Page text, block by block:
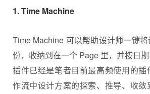
1. Time Machine
Time Machine 可以帮助设计师一键
份，收纳到在一个 Page 里，并按日
插件已经是笔者目前最高频使用的
作流中设计方案的探索、推导、收